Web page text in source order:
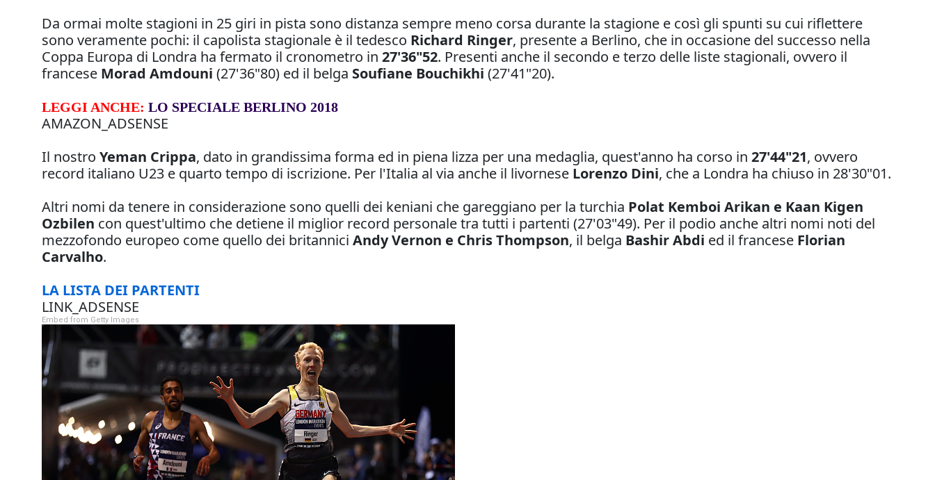
Da ormai molte stagioni in 25 giri in pista sono distanza sempre meno corsa durante la stagione e così gli spunti su cui riflettere
sono veramente pochi: il capolista stagionale è il tedesco Richard Ringer, presente a Berlino, che in occasione del successo nella
Coppa Europa di Londra ha fermato il cronometro in 27'36"52. Presenti anche il secondo e terzo delle liste stagionali, ovvero il
francese Morad Amdouni (27'36"80) ed il belga Soufiane Bouchikhi (27'41"20).
LEGGI ANCHE: LO SPECIALE BERLINO 2018
AMAZON_ADSENSE
Il nostro Yeman Crippa, dato in grandissima forma ed in piena lizza per una medaglia, quest'anno ha corso in 27'44"21, ovvero
record italiano U23 e quarto tempo di iscrizione. Per l'Italia al via anche il livornese Lorenzo Dini, che a Londra ha chiuso in 28'30"01.
Altri nomi da tenere in considerazione sono quelli dei keniani che gareggiano per la turchia Polat Kemboi Arikan e Kaan Kigen
Ozbilen con quest'ultimo che detiene il miglior record personale tra tutti i partenti (27'03"49). Per il podio anche altri nomi noti del
mezzofondo europeo come quello dei britannici Andy Vernon e Chris Thompson, il belga Bashir Abdi ed il francese Florian
Carvalho.
LA LISTA DEI PARTENTI
LINK_ADSENSE
Embed from Getty Images